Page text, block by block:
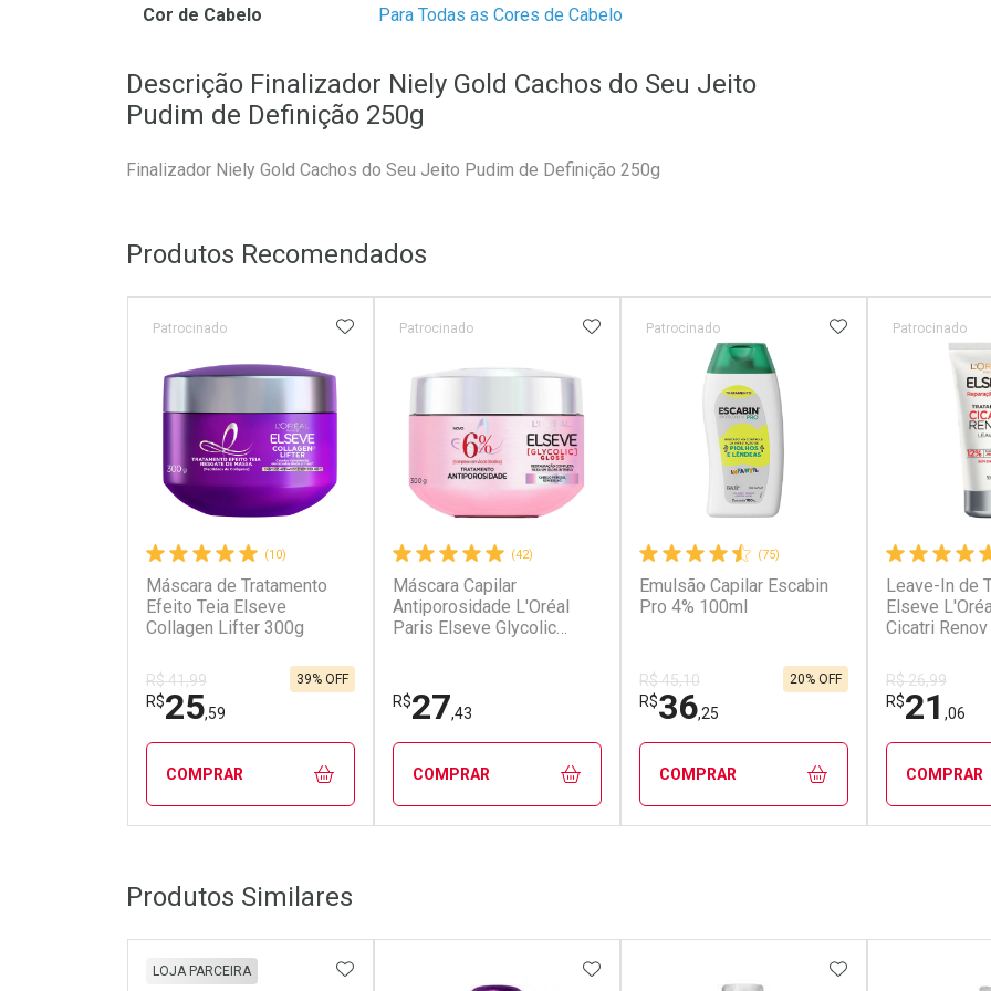
Cor de Cabelo Para Todas as Cores de Cabelo
Descrição Finalizador Niely Gold Cachos do Seu Jeito
Pudim de Definição 250g
Finalizador Niely Gold Cachos do Seu Jeito Pudim de Definição 250g
Produtos Recomendados
(10)
Máscara de Tratamento
Efeito Teia Elseve
Collagen Lifter 300g
Patrocinado
R$ 41,99
R$25,59
39% OFF
ADICIONAR AOS FAVORITOS
COMPRAR
Laboratório
Por Menos
(42)
Máscara Capilar
Antiporosidade L'Oréal
Paris Elseve Glycolic
Patrocinado
R$27,43
ADICIONAR AOS FAVORITOS
COMPRAR
(75)
Emulsão Capilar Escabin
Pro 4% 100ml
Patrocinado
R$ 45,10
R$36,25
20% OFF
ADICIONAR AOS
COMPRAR
Leave-In de
Elseve
Cicatri
Patrocinado
R$ 26,99
R$21 ,06
COMPRAR
Produtos Similares
LOJA PARCEIRA ADICIONAR AOS FAVORITOSADICIONAR AOS FAVORITOSADICIONAR AOS